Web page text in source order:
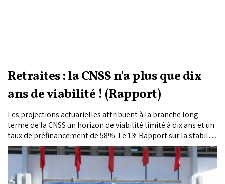
Retraites : la CNSS n'a plus que dix
ans de viabilité ! (Rapport)
Les projections actuarielles attribuent à la branche long
terme de la CNSS un horizon de viabilité limité à dix ans et un
taux de préfinancement de 58%. Le 13ᵉ Rapport sur la stabilité
financière appelle à des ajustements portant sur les
cotisations, l’âge de départ et les règles d’acquisition des
droits, alors que les régimes de retraite ont versé davantage
de prestations qu’ils n’ont collecté de cotisations en 2025.